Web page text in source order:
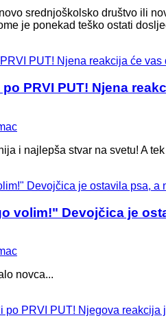
srednjoškolsko društvo ili
je ponekad teško ostati
PRVI PUT! Njena
i najlepša stvar na svetu! A
volim!" Devojčica je
novca...